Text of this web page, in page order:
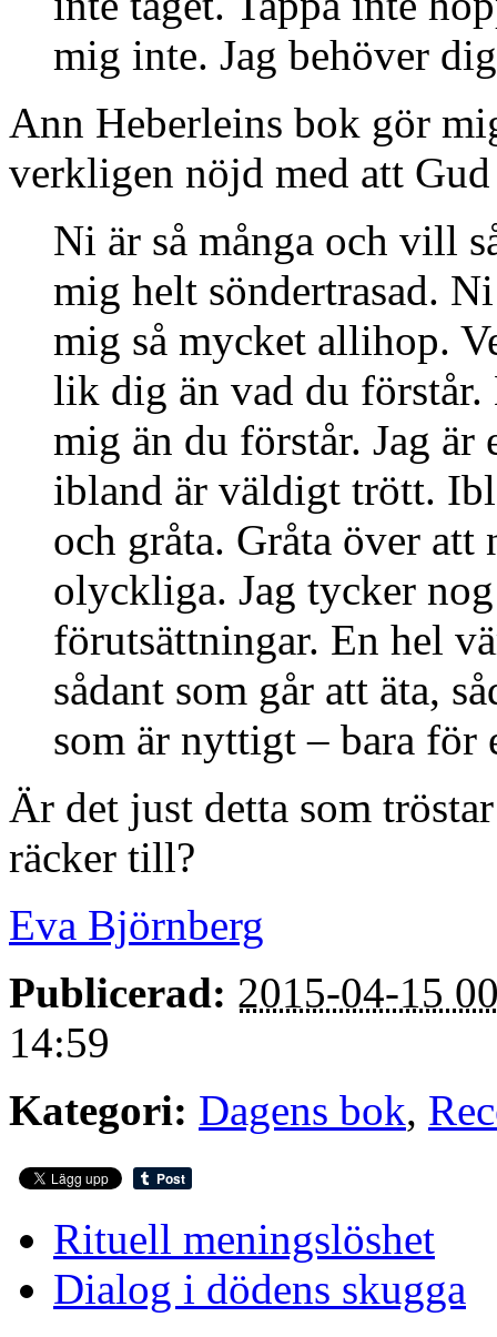
mig inte. Jag behöver
Ann Heberleins bok gör
verkligen nöjd med att
Ni är så många och vill
mig helt söndertrasad.
mig så mycket allihop.
lik dig än vad du förstår.
mig än du förstår. Jag är
ibland är väldigt trött.
och gråta. Gråta över att
olyckliga. Jag tycker
förutsättningar. En hel
sådant som går att äta,
som är nyttigt – bara för
Är det just detta som
räcker till?
Eva Björnberg
Publicerad: 2015-04-15
14:59
Kategori: Dagens bok,
Rituell meningslöshet
Dialog i dödens skugga